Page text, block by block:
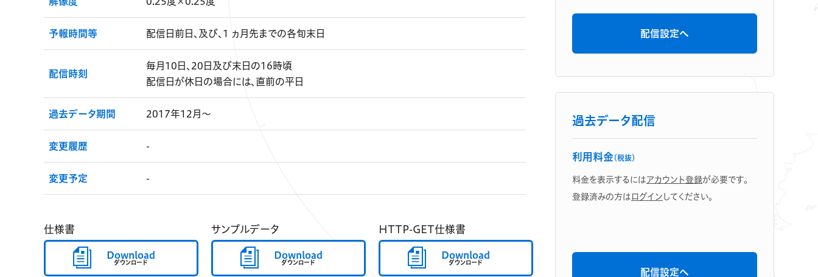
予報時間等 配信日前日、及び、1 ヵ月先までの各旬末日
配信時刻
毎月10日、20日及び末日の16時頃
配信日が休日の場合には、直前の平日
過去データ期間 2017年12月～
変更履歴 -
変更予定 -
仕様書
Download
ダウンロード
サンプルデータ
Download
ダウンロード
HTTP-GET仕様書
Download
ダウンロード
配信設定へ
過去データ配信
利用料金（税抜）
料金を表示するにはアカウント登録が必要です。
登録済みの方はログインしてください。
配信設定へ